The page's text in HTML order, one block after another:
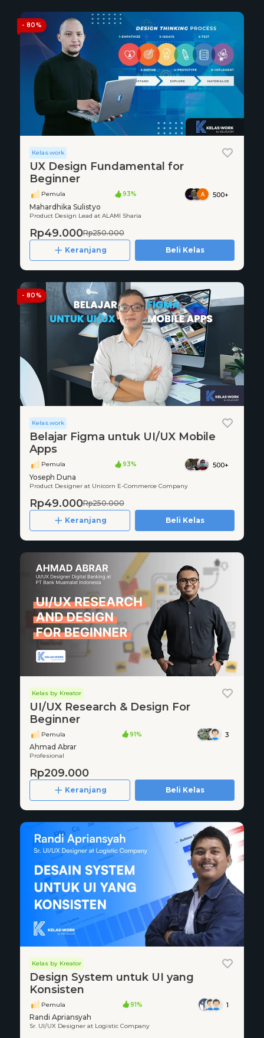
- 80%
Kelas.work
UX Design Fundamental for
Beginner
Pemula 93% 500+
Mahardhika Sulistyo
Product Design Lead at ALAMI Sharia
Rp49.000Rp250.000
Keranjang
Beli Kelas
- 80%
Kelas.work
Belajar Figma untuk UI/UX Mobile
Apps
Pemula 93% 500+
Yoseph Duna
Product Designer at Unicorn E-Commerce Company
Rp49.000Rp250.000
Keranjang
Beli Kelas
Kelas by Kreator
UI/UX Research & Design For
Beginner
Pemula 91% 3
Ahmad Abrar
Profesional
Rp209.000
Keranjang Beli Kelas
Kelas by Kreator
Design System untuk UI yang
Konsisten
Pemula 91% 1
Randi Apriansyah
Sr. UI/UX Designer at Logistic Company